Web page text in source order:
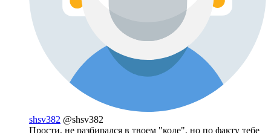
shsv382 @shsv382
Прости, не разбирался в твоем "коде", но по факту тебе